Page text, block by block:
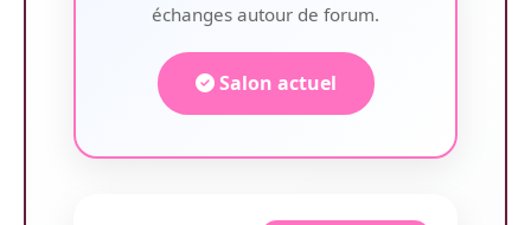
échanges autour de forum.
Salon actuel